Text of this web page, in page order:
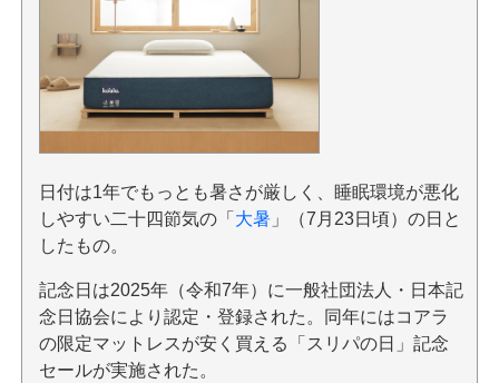
日付は1年でもっとも暑さが厳しく、睡眠環境が悪化
しやすい二十四節気の「 大暑」（7月23日頃）の日と
したもの。
記念日は2025年（令和7年）に一般社団法人・日本記
念日協会により認定・登録された。同年にはコアラ
の限定マットレスが安く買える「スリパの日」記念
セールが実施された。